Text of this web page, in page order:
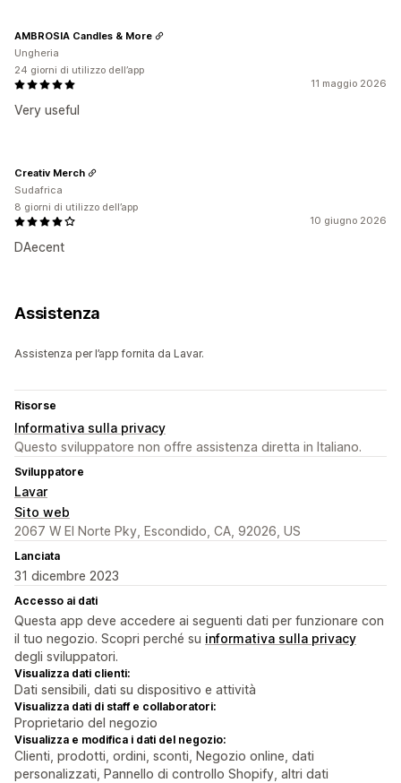
11 maggio 2026
Very useful
AMBROSIA Candles & More
Ungheria
24 giorni di utilizzo dell’app
10 giugno 2026
DAecent
Creativ Merch
Sudafrica
8 giorni di utilizzo dell’app
Assistenza
Assistenza per l’app fornita da Lavar.
Risorse
Informativa sulla privacy
Questo sviluppatore non offre assistenza diretta in Italiano.
Sviluppatore
Lavar
Sito web
2067 W El Norte Pky, Escondido, CA, 92026, US
Lanciata
31 dicembre 2023
Accesso ai dati
Questa app deve accedere ai seguenti dati per funzionare con
il tuo negozio. Scopri perché su informativa sulla privacy
degli sviluppatori.
Visualizza dati clienti:
Dati sensibili, dati su dispositivo e attività
Visualizza dati di staff e collaboratori:
Proprietario del negozio
Visualizza e modifica i dati del negozio:
Clienti, prodotti, ordini, sconti, Negozio online, dati
personalizzati, Pannello di controllo Shopify, altri dati